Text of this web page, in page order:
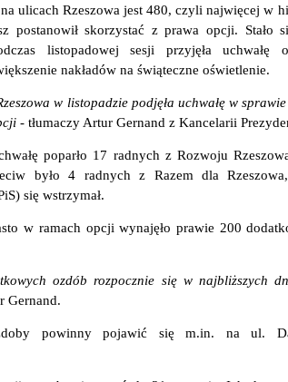
ulicach Rzeszowa jest 480, czyli najwięcej w
postanowił skorzystać z prawa opcji.
listopadowej sesji przyjęła uchwałę
nakładów na świąteczne oświetlenie.
w listopadzie podjęła uchwałę w
- tłumaczy Artur Gernand z Kancelarii
poparło 17 radnych z Rozwoju
było 4 radnych z Razem dla
się wstrzymał.
w ramach opcji wynajęło prawie 200
ozdób rozpocznie się w najbliższych
Gernand.
powinny pojawić się m.in. na ul.